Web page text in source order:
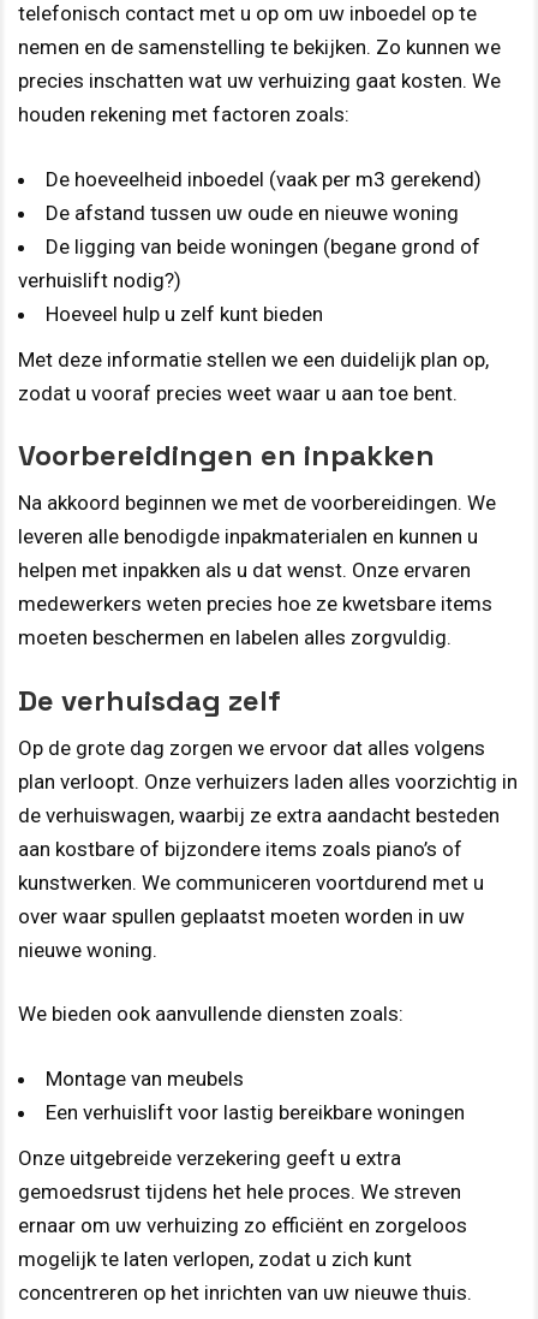
telefonisch contact met u op om uw inboedel op te
nemen en de samenstelling te bekijken. Zo kunnen we
precies inschatten wat uw verhuizing gaat kosten. We
houden rekening met factoren zoals:
De hoeveelheid inboedel (vaak per m3 gerekend)
De afstand tussen uw oude en nieuwe woning
De ligging van beide woningen (begane grond of
verhuislift nodig?)
Hoeveel hulp u zelf kunt bieden
Met deze informatie stellen we een duidelijk plan op,
zodat u vooraf precies weet waar u aan toe bent.
Voorbereidingen en inpakken
Na akkoord beginnen we met de voorbereidingen. We
leveren alle benodigde inpakmaterialen en kunnen u
helpen met inpakken als u dat wenst. Onze ervaren
medewerkers weten precies hoe ze kwetsbare items
moeten beschermen en labelen alles zorgvuldig.
De verhuisdag zelf
Op de grote dag zorgen we ervoor dat alles volgens
plan verloopt. Onze verhuizers laden alles voorzichtig in
de verhuiswagen, waarbij ze extra aandacht besteden
aan kostbare of bijzondere items zoals piano’s of
kunstwerken. We communiceren voortdurend met u
over waar spullen geplaatst moeten worden in uw
nieuwe woning.
We bieden ook aanvullende diensten zoals:
Montage van meubels
Een verhuislift voor lastig bereikbare woningen
Onze uitgebreide verzekering geeft u extra
gemoedsrust tijdens het hele proces. We streven
ernaar om uw verhuizing zo efficiënt en zorgeloos
mogelijk te laten verlopen, zodat u zich kunt
concentreren op het inrichten van uw nieuwe thuis.